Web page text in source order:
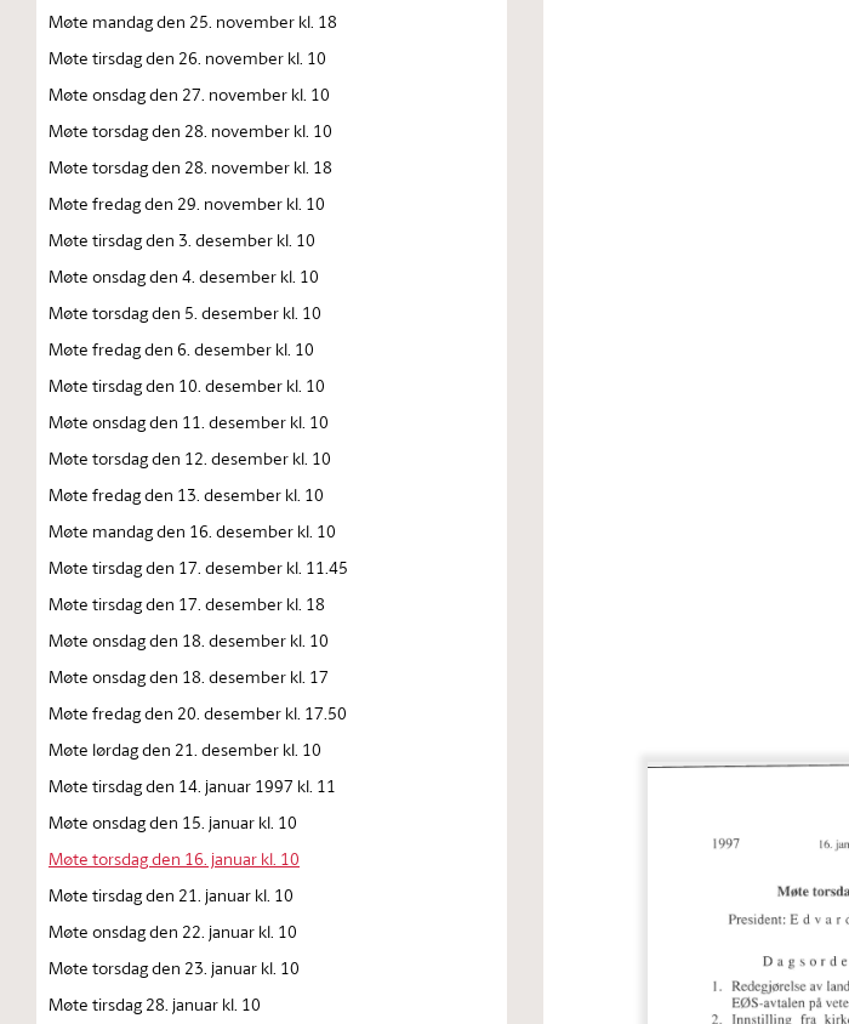
Møte mandag den 25. november kl. 18
Møte tirsdag den 26. november kl. 10
Møte onsdag den 27. november kl. 10
Møte torsdag den 28. november kl. 10
Møte torsdag den 28. november kl. 18
Møte fredag den 29. november kl. 10
Møte tirsdag den 3. desember kl. 10
Møte onsdag den 4. desember kl. 10
Møte torsdag den 5. desember kl. 10
Møte fredag den 6. desember kl. 10
Møte tirsdag den 10. desember kl. 10
Møte onsdag den 11. desember kl. 10
Møte torsdag den 12. desember kl. 10
Møte fredag den 13. desember kl. 10
Møte mandag den 16. desember kl. 10
Møte tirsdag den 17. desember kl. 11.45
Møte tirsdag den 17. desember kl. 18
Møte onsdag den 18. desember kl. 10
Møte onsdag den 18. desember kl. 17
Møte fredag den 20. desember kl. 17.50
Møte lørdag den 21. desember kl. 10
Møte tirsdag den 14. januar 1997 kl. 11
Møte onsdag den 15. januar kl. 10
Møte torsdag den 16. januar kl. 10
Møte tirsdag den 21. januar kl. 10
Møte onsdag den 22. januar kl. 10
Møte torsdag den 23. januar kl. 10
Møte tirsdag 28. januar kl. 10